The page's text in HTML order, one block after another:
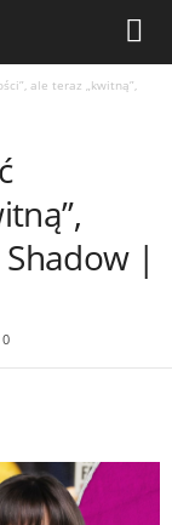
ale teraz „kwitną”,
|
0